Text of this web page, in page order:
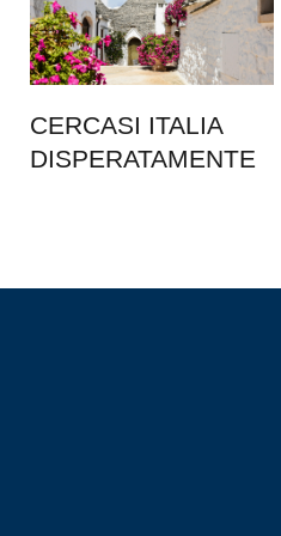
CERCASI ITALIA
DISPERATAMENTE